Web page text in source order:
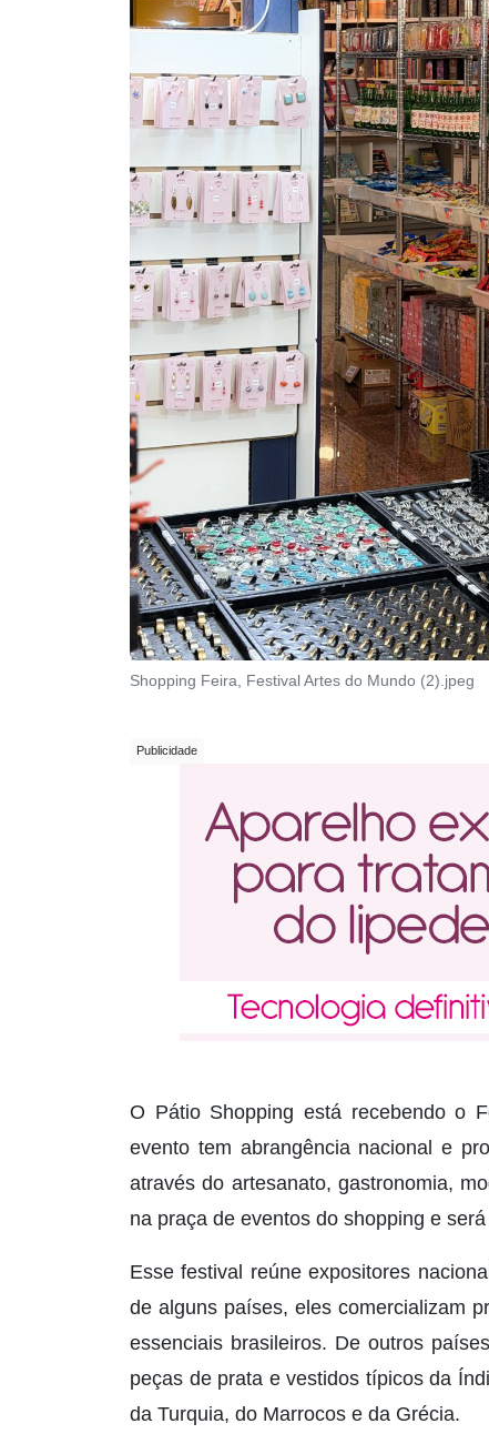
Shopping Feira, Festival Artes do Mundo (2).jpeg
O Pátio Shopping está recebendo o
evento tem abrangência nacional e
através do artesanato, gastronomia,
na praça de eventos do shopping e
Esse festival reúne expositores
de alguns países, eles comercializam
essenciais brasileiros. De outros
peças de prata e vestidos típicos da
da Turquia, do Marrocos e da Grécia.